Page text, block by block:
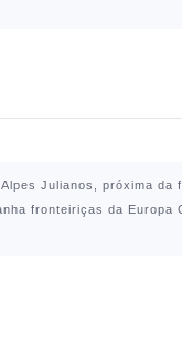
Julianos, próxima da
fronteiriças da Europa